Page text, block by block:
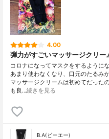
4.00
弾力がすごいマッサージクリー
コロナになってマスクをするように
あまり使わなくなり、口元のたるみ
マッサージクリームは初めてだった
も良…続きを見る
B.A(ビーエー)